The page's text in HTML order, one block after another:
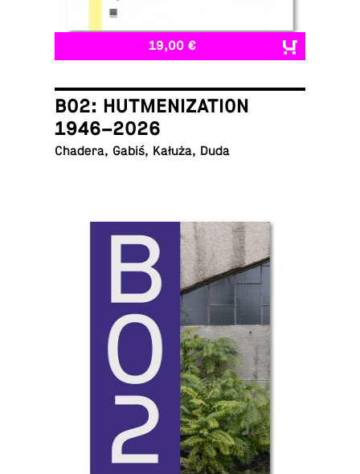
19,00 €
B02: HUTMENIZATION
1946–2026
Chadera, Gabiś, Kałuża, Duda